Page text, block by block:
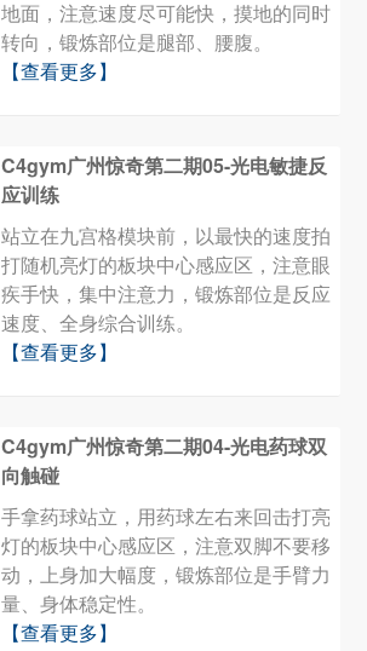
地面，注意速度尽可能快，摸地的同时
转向，锻炼部位是腿部、腰腹。
【查看更多】
C4gym广州惊奇第二期05-光电敏捷反
应训练
站立在九宫格模块前，以最快的速度拍
打随机亮灯的板块中心感应区，注意眼
疾手快，集中注意力，锻炼部位是反应
速度、全身综合训练。
【查看更多】
C4gym广州惊奇第二期04-光电药球双
向触碰
手拿药球站立，用药球左右来回击打亮
灯的板块中心感应区，注意双脚不要移
动，上身加大幅度，锻炼部位是手臂力
量、身体稳定性。
【查看更多】